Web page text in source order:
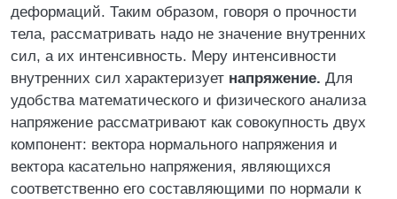
деформаций. Таким образом, говоря о прочности
тела, рассматривать надо не значение внутренних
сил, а их интенсивность. Меру интенсивности
внутренних сил характеризует напряжение. Для
удобства математического и физического анализа
напряжение рассматривают как совокупность двух
компонент: вектора нормального напряжения и
вектора касательно напряжения, являющихся
соответственно его составляющими по нормали к